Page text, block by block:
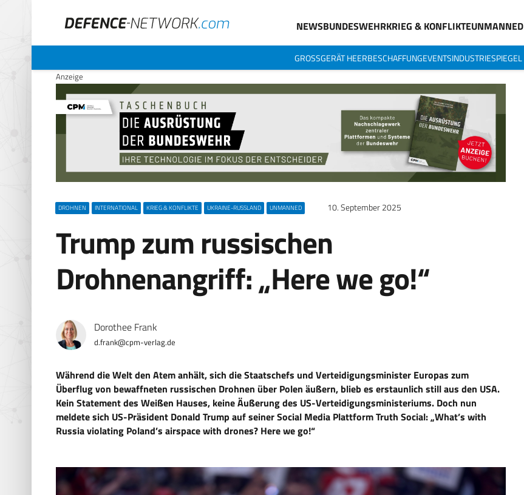
NEWSBUNDESWEHRKRIEG & KONFLIKTEUNMANNED
GROSSGERÄT HEERBESCHAFFUNGEVENTSINDUSTRIESPIEGEL
Anzeige
DROHNEN INTERNATIONAL KRIEG & KONFLIKTE UKRAINE-RUSSLAND UNMANNED 10. September 2025
Trump zum russischen
Drohnenangriff: „Here we go!“
Dorothee Frank
d.frank@cpm-verlag.de
Während die Welt den Atem anhält, sich die Staatschefs und Verteidigungsminister Europas zum
Überflug von bewaffneten russischen Drohnen über Polen äußern, blieb es erstaunlich still aus den USA.
Kein Statement des Weißen Hauses, keine Äußerung des US-Verteidigungsministeriums. Doch nun
meldete sich US-Präsident Donald Trump auf seiner Social Media Plattform Truth Social: „What’s with
Russia violating Poland’s airspace with drones? Here we go!“